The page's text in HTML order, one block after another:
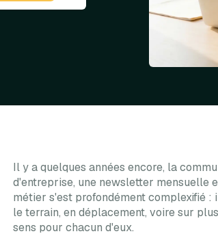
Il y a quelques années encore, la
d'entreprise, une newsletter mensuelle
métier s'est profondément complexifié
le terrain, en déplacement, voire sur
sens pour chacun d'eux.